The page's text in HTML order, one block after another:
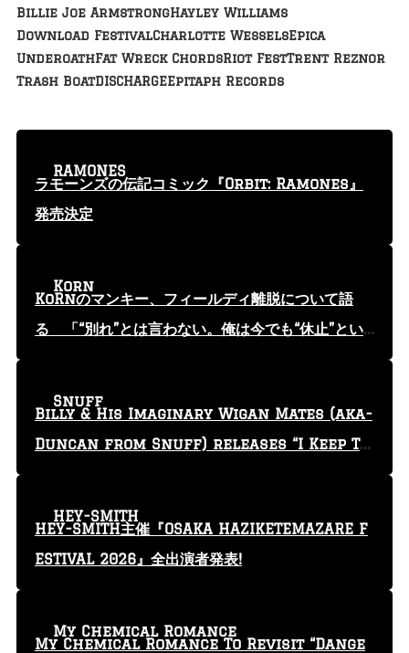
Billie Joe ArmstrongHayley Williams
Download FestivalCharlotte WesselsEpica
UnderoathFat Wreck ChordsRiot FestTrent Reznor
Trash BoatDISCHARGEEpitaph Records
ラモーンズの伝記コミック『Orbit: Ramones』
発売決定
RAMONES
KoRnのマンキー、フィールディ離脱について語
る 「“別れ”とは言わない。俺は今でも“休止”とい
Korn
Billy & His Imaginary Wigan Mates (aka-
Duncan from Snuff) releases “I Keep Tr
Snuff
HEY-SMITH主催『OSAKA HAZIKETEMAZARE F
ESTIVAL 2026』全出演者発表!
HEY-SMITH
My Chemical Romance To Revisit “Dange
My Chemical Romance